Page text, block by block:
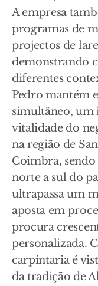
A empresa
programas de
projectos de
demonstrando
diferentes
Pedro mantém
simultâneo, um
vitalidade do
na região de
Coimbra, sendo
norte a sul do
ultrapassa um
aposta em
procura
personalizada.
carpintaria é
da tradição de